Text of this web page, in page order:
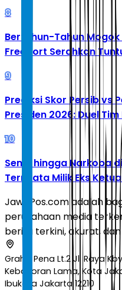
8
Bertahun-Tahun Mogok
Freeport Serahkan
9
Prediksi Skor Persib vs
Presiden 2026: Duel
10
Senpi hingga Narkoba
Ternyata Milik Eks
JawaPos.com adalah
perusahaan media
berita terkini, akurat,
Graha Pena Lt.2 Jl. Raya
Kebayoran Lama, Kota
Ibukota Jakarta 12210